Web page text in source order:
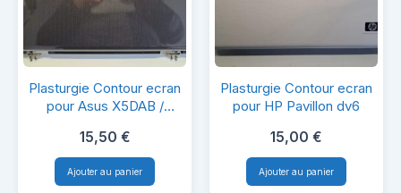
Contour
ecran
pour
Asus
Plasturgie Contour ecran
pour Asus X5DAB /
15,50 €
Ajouter au panier
Contour
ecran
pour
HP
Plasturgie Contour ecran
pour HP Pavillon dv6
15,00 €
Ajouter au panier